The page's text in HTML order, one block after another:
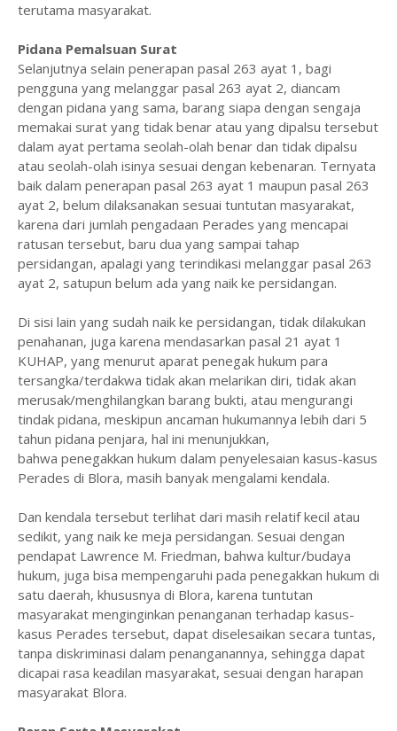
terutama masyarakat.
Pidana Pemalsuan Surat
Selanjutnya selain penerapan pasal 263 ayat 1, bagi
pengguna yang melanggar pasal 263 ayat 2, diancam
dengan pidana yang sama, barang siapa dengan sengaja
memakai surat yang tidak benar atau yang dipalsu tersebut
dalam ayat pertama seolah-olah benar dan tidak dipalsu
atau seolah-olah isinya sesuai dengan kebenaran. Ternyata
baik dalam penerapan pasal 263 ayat 1 maupun pasal 263
ayat 2, belum dilaksanakan sesuai tuntutan masyarakat,
karena dari jumlah pengadaan Perades yang mencapai
ratusan tersebut, baru dua yang sampai tahap
persidangan, apalagi yang terindikasi melanggar pasal 263
ayat 2, satupun belum ada yang naik ke persidangan.
Di sisi lain yang sudah naik ke persidangan, tidak dilakukan
penahanan, juga karena mendasarkan pasal 21 ayat 1
KUHAP, yang menurut aparat penegak hukum para
tersangka/terdakwa tidak akan melarikan diri, tidak akan
merusak/menghilangkan barang bukti, atau mengurangi
tindak pidana, meskipun ancaman hukumannya lebih dari 5
tahun pidana penjara, hal ini menunjukkan,
bahwa penegakkan hukum dalam penyelesaian kasus-kasus
Perades di Blora, masih banyak mengalami kendala.
Dan kendala tersebut terlihat dari masih relatif kecil atau
sedikit, yang naik ke meja persidangan. Sesuai dengan
pendapat Lawrence M. Friedman, bahwa kultur/budaya
hukum, juga bisa mempengaruhi pada penegakkan hukum di
satu daerah, khususnya di Blora, karena tuntutan
masyarakat menginginkan penanganan terhadap kasus-
kasus Perades tersebut, dapat diselesaikan secara tuntas,
tanpa diskriminasi dalam penanganannya, sehingga dapat
dicapai rasa keadilan masyarakat, sesuai dengan harapan
masyarakat Blora.